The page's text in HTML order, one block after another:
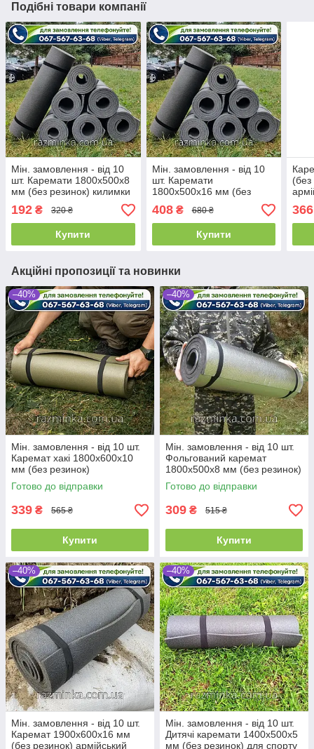
Подібні товари компанії
Мін. замовлення - від 10
шт. Каремати 1800х500х8
мм (без резинок) килимки
192 ₴ 320 ₴
Купити
Мін. замовлення - від 10
шт. Каремати
1800х500х16 мм (без
резинок) товстий каремат
408₴ 680 ₴
Купити
366
Акційні пропозиції та новинки
–40%
Мін. замовлення - від 10 шт.
Каремат хакі 1800х600х10
мм (без резинок)
туристичний і армійський
килимок
Готово до відправки
339 ₴ 565 ₴
Купити
–40%
Мін. замовлення - від 10 шт.
Фольгований каремат
1800х500х8 мм (без резинок)
килимок з фольгою
Готово до відправки
309 ₴ 515 ₴
Купити
–40%
Мін. замовлення - від 10 шт.
Каремат 1900х600х16 мм
(без резинок) армійський
–40%
Мін. замовлення - від 10 шт.
Дитячі каремати 1400х500х5
мм (без резинок) для спорту